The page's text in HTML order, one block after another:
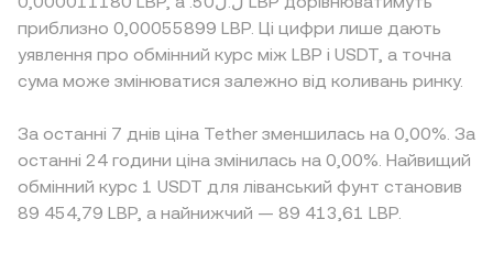
приблизно 0,00055899 LBP. Ці цифри лише дають
уявлення про обмінний курс між LBP і USDT, а точна
сума може змінюватися залежно від коливань ринку.
За останні 7 днів ціна Tether зменшилась на 0,00%. За
останні 24 години ціна змінилась на 0,00%. Найвищий
обмінний курс 1 USDT для ліванський фунт становив
89 454,79 LBP, а найнижчий — 89 413,61 LBP.